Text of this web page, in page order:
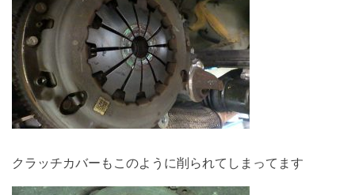
クラッチカバーもこのように削られてしまってます